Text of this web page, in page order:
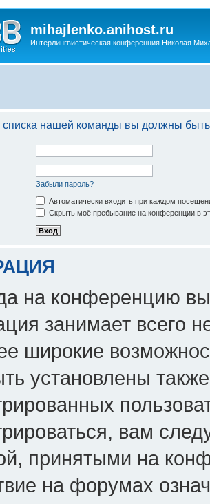
mihajlenko.anihost.ru
Интерлингвистическая конференция Николая
списка нашей команды вы должны
Забыли пароль?
Автоматически входить при каждом
Скрыть моё пребывание на конференции в
на конференцию
занимает всего
широкие
установлены
вам
принятыми на
на форумах